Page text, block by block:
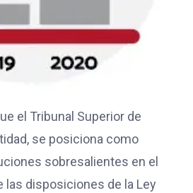
el Tribunal Superior de
se posiciona como
sobresalientes en el
las disposiciones de la Ley